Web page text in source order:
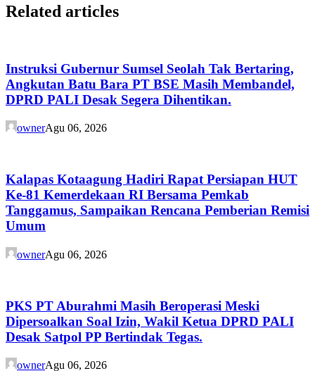
Related articles
Instruksi Gubernur Sumsel Seolah Tak Bertaring,
Angkutan Batu Bara PT BSE Masih Membandel,
DPRD PALI Desak Segera Dihentikan.
ownerAgu 06, 2026
Kalapas Kotaagung Hadiri Rapat Persiapan HUT
Ke-81 Kemerdekaan RI Bersama Pemkab
Tanggamus, Sampaikan Rencana Pemberian Remisi
Umum
ownerAgu 06, 2026
PKS PT Aburahmi Masih Beroperasi Meski
Dipersoalkan Soal Izin, Wakil Ketua DPRD PALI
Desak Satpol PP Bertindak Tegas.
ownerAgu 06, 2026